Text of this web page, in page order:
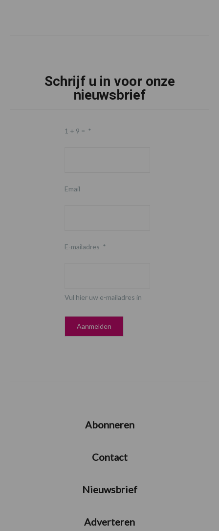
Schrijf u in voor onze
nieuwsbrief
1 + 9 = *
Email
E-mailadres *
Vul hier uw e-mailadres in
Abonneren
Contact
Nieuwsbrief
Adverteren